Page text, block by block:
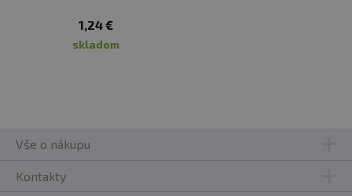
1,24 €
skladom
Vše o nákupu
Kontakty